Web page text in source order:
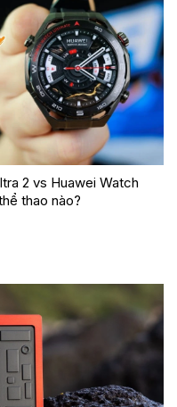
2 vs Huawei Watch
thao nào?